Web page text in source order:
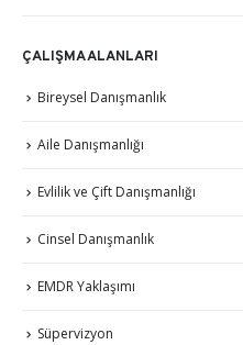
ÇALIŞMA ALANLARI
Bireysel Danışmanlık
Aile Danışmanlığı
Evlilik ve Çift Danışmanlığı
Cinsel Danışmanlık
EMDR Yaklaşımı
Süpervizyon